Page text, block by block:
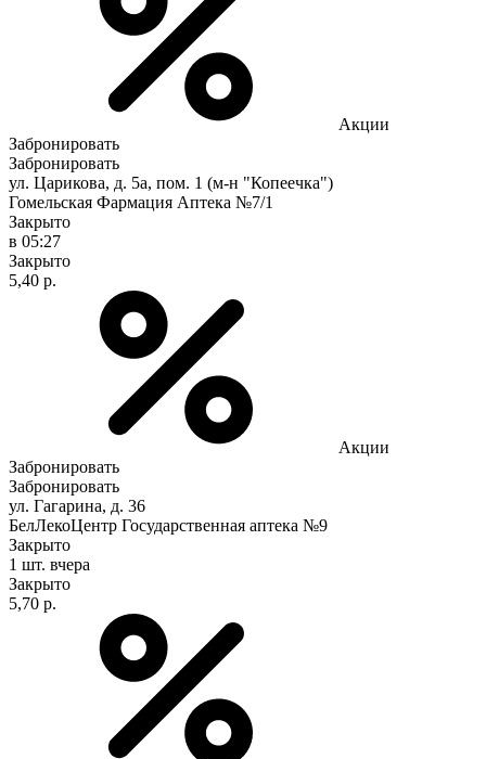
Акции
Забронировать
Забронировать
ул. Царикова, д. 5а, пом. 1 (м-н "Копеечка")
Гомельская Фармация Аптека №7/1
Закрыто
в 05:27
Закрыто
5,40 р.
Акции
Забронировать
Забронировать
ул. Гагарина, д. 36
БелЛекоЦентр Государственная аптека №9
Закрыто
1 шт. вчера
Закрыто
5,70 р.